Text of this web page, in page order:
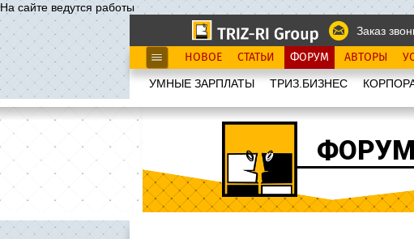
На сайте ведутся работы
Заказ
НОВОЕ СТАТЬИ ФОРУМ АВТОРЫ
УМНЫЕ ЗАРПЛАТЫ ТРИЗ.БИЗНЕС
ФОРУМ